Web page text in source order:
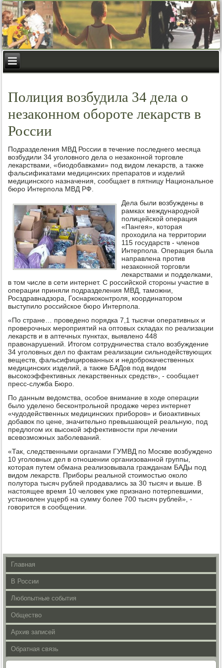
Полиция возбудила 34 дела о
незаконном обороте лекарств в
России
Подразделения МВД России в течение последнего месяца
возбудили 34 уголовного дела о незаконной торговле
лекарствами, «биодобавками» под видом лекарств, а также
фальсификатами медицинских препаратов и изделий
медицинского назначения, сообщает в пятницу Национальное
бюро Интерпола МВД РФ.
Дела были возбуждены в
рамках международной
полицейской операция
«Пангея», которая
проходила на территории
115 государств - членов
Интерпола. Операция была
направлена против
незаконной торговли
лекарствами и подделками,
в том числе в сети интернет. С российской стороны участие в
операции приняли подразделения МВД, таможни,
Росздравнадзора, Госнаркоконтроля, координатором
выступило российское бюро Интерпола.
«По стране… проведено порядка 7,1 тысячи оперативных и
проверочных мероприятий на оптовых складах по реализации
лекарств и в аптечных пунктах, выявлено 448
правонарушений. Итогом сотрудничества стало возбуждение
34 уголовных дел по фактам реализации сильнодействующих
веществ, фальсифицированных и недоброкачественных
медицинских изделий, а также БАДов под видом
высокоэффективных лекарственных средств», - сообщает
пресс-служба Бюро.
По данным ведомства, особое внимание в ходе операции
было уделено бесконтрольной продаже через интернет
«чудодейственных медицинских приборов» и биоактивных
добавок по цене, значительно превышающей реальную, под
предлогом их высокой эффективности при лечении
всевозможных заболеваний.
«Так, следственными органами ГУМВД по Москве возбуждено
10 уголовных дел в отношении организованной группы,
которая путем обмана реализовывала гражданам БАДы под
видом лекарств. Приборы реальной стоимостью около
полутора тысяч рублей продавались за 30 тысяч и выше. В
настоящее время 10 человек уже признано потерпевшими,
установлен ущерб на сумму более 700 тысяч рублей», -
говорится в сообщении.
Главная
В России
Любопытные события
Общество
Архив записей
Обратная связь